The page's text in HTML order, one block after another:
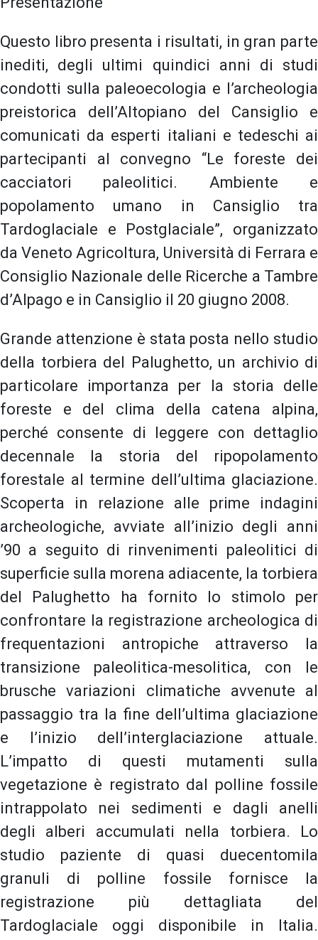
Questo libro presenta i risultati, in gran parte
inediti, degli ultimi quindici anni di studi
condotti sulla paleoecologia e l’archeologia
preistorica dell’Altopiano del Cansiglio e
comunicati da esperti italiani e tedeschi ai
partecipanti al convegno “Le foreste dei
cacciatori paleolitici. Ambiente e
popolamento umano in Cansiglio tra
Tardoglaciale e Postglaciale”, organizzato
da Veneto Agricoltura, Università di Ferrara e
Consiglio Nazionale delle Ricerche a Tambre
d’Alpago e in Cansiglio il 20 giugno 2008.
Grande attenzione è stata posta nello studio
della torbiera del Palughetto, un archivio di
particolare importanza per la storia delle
foreste e del clima della catena alpina,
perché consente di leggere con dettaglio
decennale la storia del ripopolamento
forestale al termine dell’ultima glaciazione.
Scoperta in relazione alle prime indagini
archeologiche, avviate all’inizio degli anni
’90 a seguito di rinvenimenti paleolitici di
superficie sulla morena adiacente, la torbiera
del Palughetto ha fornito lo stimolo per
confrontare la registrazione archeologica di
frequentazioni antropiche attraverso la
transizione paleolitica-mesolitica, con le
brusche variazioni climatiche avvenute al
passaggio tra la fine dell’ultima glaciazione
e l’inizio dell’interglaciazione attuale.
L’impatto di questi mutamenti sulla
vegetazione è registrato dal polline fossile
intrappolato nei sedimenti e dagli anelli
degli alberi accumulati nella torbiera. Lo
studio paziente di quasi duecentomila
granuli di polline fossile fornisce la
registrazione più dettagliata del
Tardoglaciale oggi disponibile in Italia.